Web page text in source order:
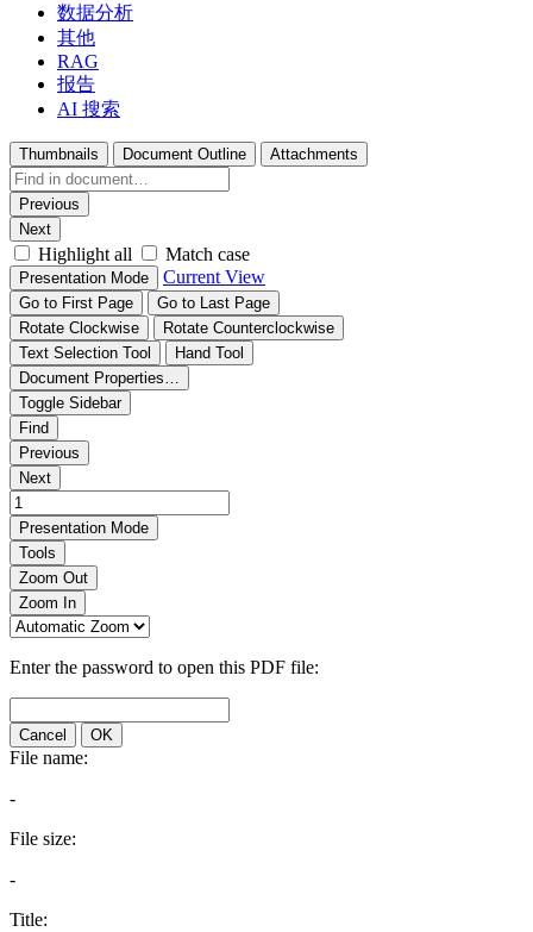
数据分析
其他
RAG
报告
AI 搜索
Thumbnails Document Outline Attachments
Previous
Next
Highlight all Match case
Presentation Mode Current View
Go to First Page
Go to Last Page
Rotate Clockwise
Rotate Counterclockwise
Text Selection Tool
Hand Tool
Document Properties…
Toggle Sidebar
Find
Previous
Next
Presentation Mode
Tools
Zoom Out
Zoom In
Enter the password to open this PDF file:
Cancel OK
File name:
-
File size:
-
Title: